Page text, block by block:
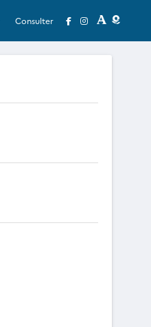
Consulter